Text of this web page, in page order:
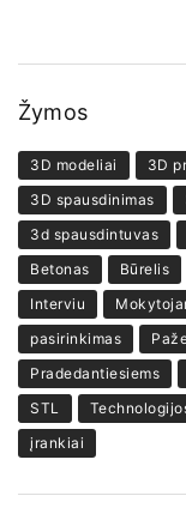
Žymos
3D modeliai 3D
3D spausdinimas
3d spausdintuvas
Betonas
Būrelis
Interviu
pasirinkimas
Pradedantiesiems
STL
įrankiai